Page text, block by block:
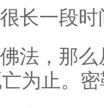
长一段时
法，那
为止。